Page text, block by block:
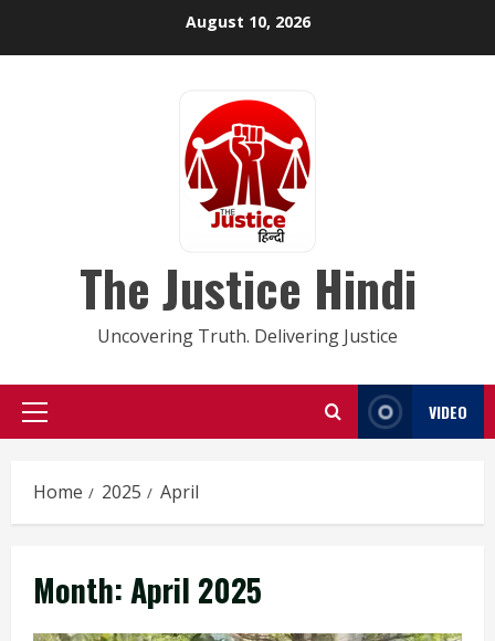
August 10, 2026
The Justice Hindi
Uncovering Truth. Delivering Justice
Primary
VIDEO
Home 2025 April
Month:April 2025